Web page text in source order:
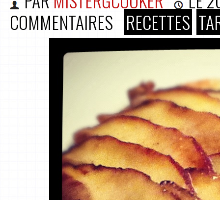
COMMENTAIRES RECETTES